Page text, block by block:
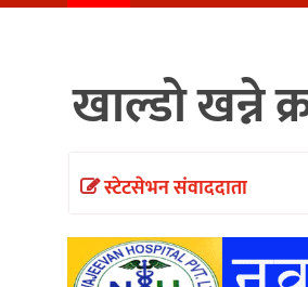
प्रमुख
समाचार
अन्तर्वार्ता
खाल्डो खन्ने
स्टेटसेभन संवाददाता